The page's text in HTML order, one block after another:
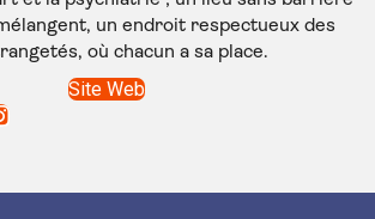
un endroit respectueux des
où chacun a sa place.
Site Web